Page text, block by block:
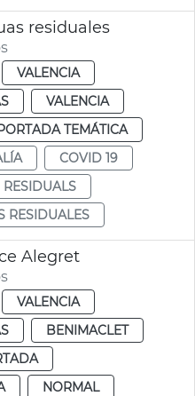
residuales
VALENCIA
VALENCIA
TEMÁTICA
COVID 19
RESIDUALES
Alegret
VALENCIA
BENIMACLET
NORMAL